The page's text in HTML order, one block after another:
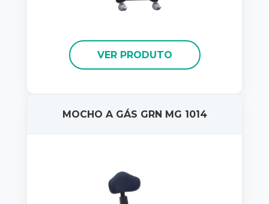
VER PRODUTO
MOCHO A GÁS GRN MG 1014